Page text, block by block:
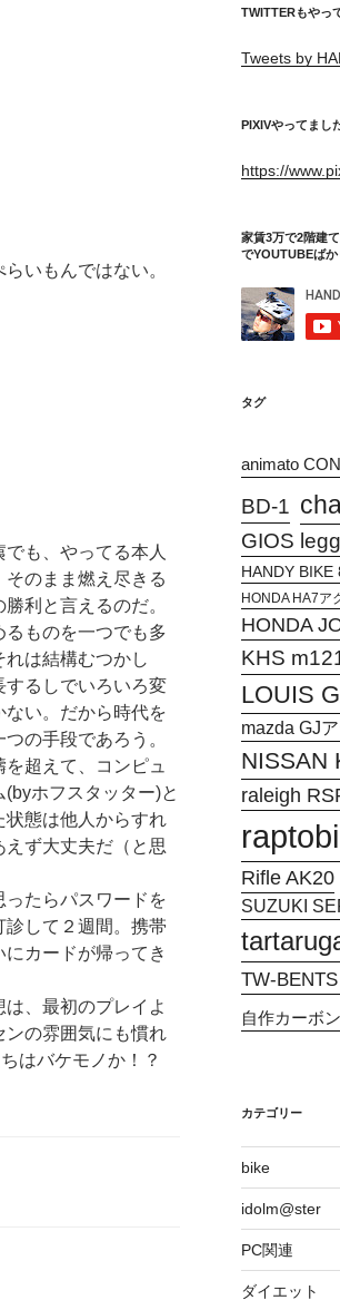
いもんではない。
も、やってる本人
のまま燃え尽きる
利と言えるのだ。
ものを一つでも多
は結構むつかし
するしでいろいろ変
い。だから時代を
の手段であろう。
超えて、コンピュ
ホフスタッター)と
状態は他人からすれ
ず大丈夫だ（と思
たらパスワードを
して２週間。携帯
カードが帰ってき
、最初のプレイよ
ンの雰囲気にも慣れ
はバケモノか！？
TWITTERもやっ
Tweets by
PIXIVやってまし
https://
家賃3万で2階建
でYOUTUBEばか
タグ
animato
BD-1
GIOS
HANDY BIKE
HONDA HA7ア
HONDA
KHS
LOUIS
mazda GJ
NISSAN
raleigh
Rifle AK20
SUZUKI
TW-
自作カーボ
カテゴリー
bike
idolm@ster
PC関連
ダイエット